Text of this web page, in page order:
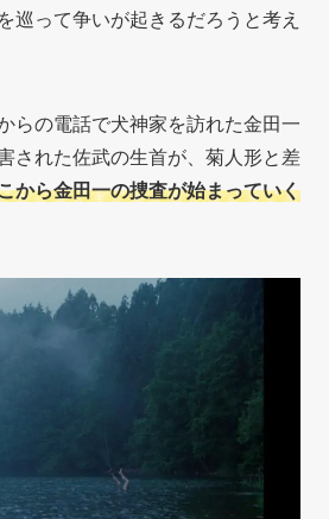
巡って争いが起きるだろうと考え
らの電話で犬神家を訪れた金田一
された佐武の生首が、菊人形と差
から金田一の捜査が始まっていく